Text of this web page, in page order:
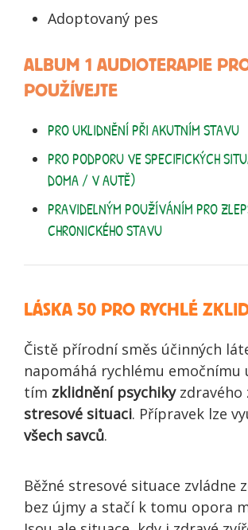
Adoptovaný pes
ALBUM 1 AUDIOTERAPIE
POUŽÍVEJTE
PRO UKLIDNĚNÍ PŘI AKUTNÍM STAVU
PRO PODPORU VE SPECIFICKÝCH
DOMA / V AUTĚ)
PRAVIDELNÝM POUŽÍVÁNÍM PRO
CHRONICKÉHO STAVU
LÁSKA 50 PRO RYCHLÉ
Čistě přírodní směs účinných
napomáhá rychlému emočnímu
tím zklidnění psychikyzdravého
stresové situaci. Přípravek lze
všech savců.
Běžné stresové situace zvládne
bez újmy a stačí k tomu opora